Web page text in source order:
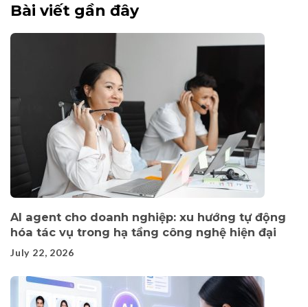
Bài viết gần đây
AI agent cho doanh nghiệp: xu hướng tự động
hóa tác vụ trong hạ tầng công nghệ hiện đại
July 22, 2026